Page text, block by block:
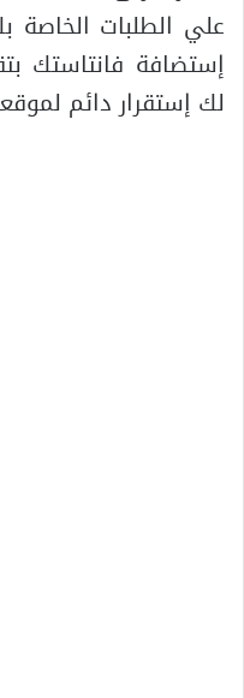
علي الطلبات الخاصة
إستضافة فانتاستك
لك إستقرار دائم